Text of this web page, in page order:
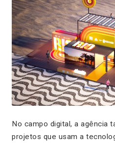
No campo digital, a agência
projetos que usam a